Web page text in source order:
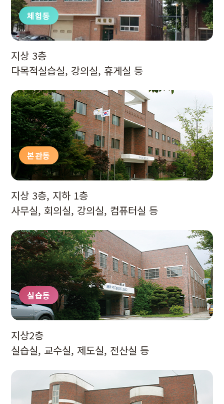
체험동
지상 3층
다목적실습실, 강의실, 휴게실 등
본관동
지상 3층, 지하 1층
사무실, 회의실, 강의실, 컴퓨터실 등
실습동
지상2층
실습실, 교수실, 제도실, 전산실 등